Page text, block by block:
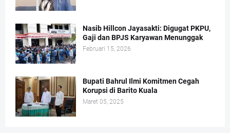
Nasib Hillcon Jayasakti: Digugat PKPU,
Gaji dan BPJS Karyawan Menunggak
Februari 15, 2026
Bupati Bahrul Ilmi Komitmen Cegah
Korupsi di Barito Kuala
Maret 05, 2025